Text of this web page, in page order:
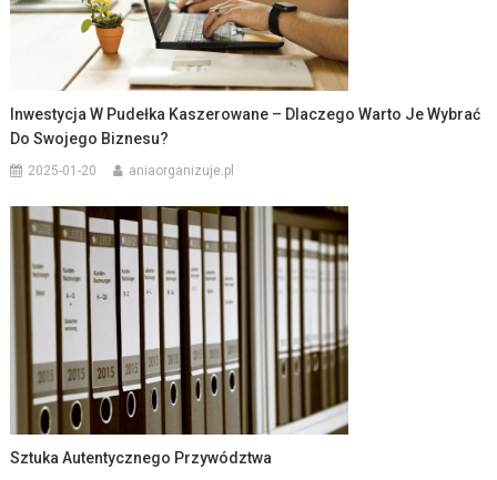
Inwestycja W Pudełka Kaszerowane – Dlaczego Warto Je Wybrać
Do Swojego Biznesu?
2025-01-20 aniaorganizuje.pl
Sztuka Autentycznego Przywództwa